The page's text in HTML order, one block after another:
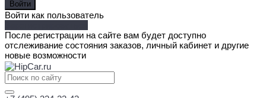
Войти как пользователь
После регистрации на сайте вам будет доступно
отслеживание состояния заказов, личный кабинет и другие
новые возможности